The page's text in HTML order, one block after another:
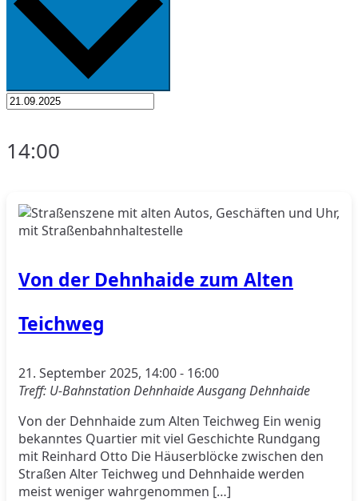
14:00
Von der Dehnhaide zum Alten
Teichweg
21. September 2025, 14:00- 16:00
Treff: U-Bahnstation Dehnhaide Ausgang Dehnhaide
Von der Dehnhaide zum Alten Teichweg Ein wenig
bekanntes Quartier mit viel Geschichte Rundgang
mit Reinhard Otto Die Häuserblöcke zwischen den
Straßen Alter Teichweg und Dehnhaide werden
meist weniger wahrgenommen […]